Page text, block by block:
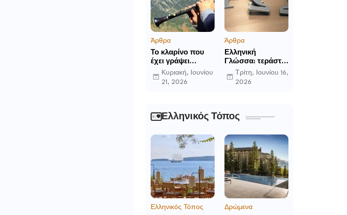
Άρθρα
Το κλαρίνο που
έχει γράψει
ιστορία στα χωριά
της Ρούμελης
Κυριακή, Ιουνίου
21, 2026
Άρθρα
Ελληνική
Γλώσσα: τεράστια
η προσφορά της
στο παγκόσμιο
Τρίτη, Ιουνίου 16,
2026
Ελληνικός Τόπος
Ελληνικός Τόπος Δρώμενα